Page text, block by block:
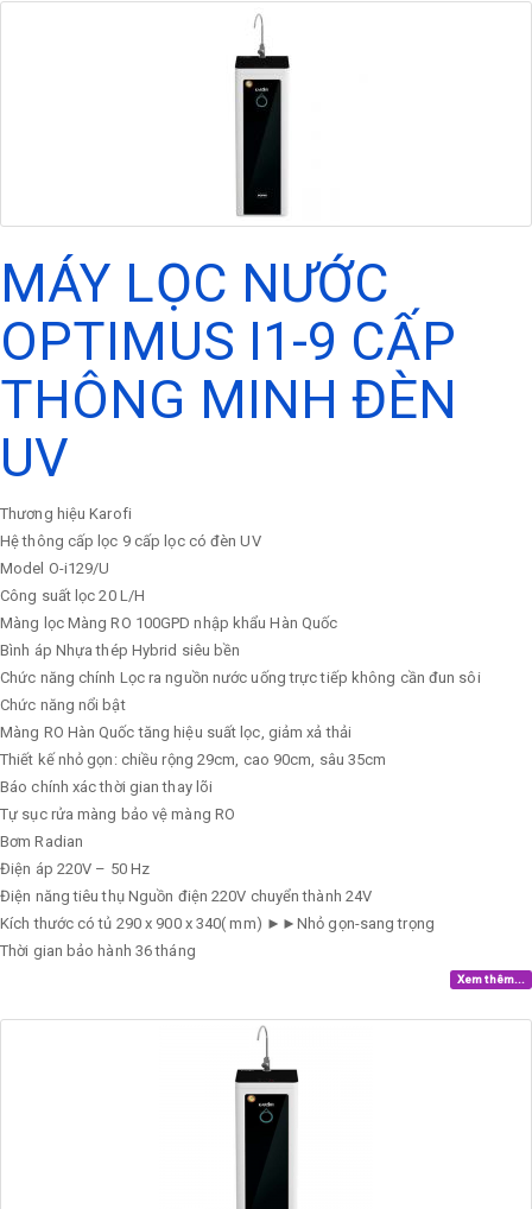
MÁY LỌC NƯỚC
OPTIMUS I1-9 CẤP
THÔNG MINH ĐÈN
UV
Thương hiệu Karofi
Hệ thông cấp lọc 9 cấp lọc có đèn UV
Model O-i129/U
Công suất lọc 20 L/H
Màng lọc Màng RO 100GPD nhập khẩu Hàn Quốc
Bình áp Nhựa thép Hybrid siêu bền
Chức năng chính Lọc ra nguồn nước uống trực tiếp không cần đun sôi
Chức năng nổi bật
Màng RO Hàn Quốc tăng hiệu suất lọc, giảm xả thải
Thiết kế nhỏ gọn: chiều rộng 29cm, cao 90cm, sâu 35cm
Báo chính xác thời gian thay lõi
Tự sục rửa màng bảo vệ màng RO
Bơm Radian
Điện áp 220V – 50 Hz
Điện năng tiêu thụ Nguồn điện 220V chuyển thành 24V
Kích thước có tủ 290 x 900 x 340( mm) ►►Nhỏ gọn-sang trọng
Thời gian bảo hành 36 tháng
Xem thêm...